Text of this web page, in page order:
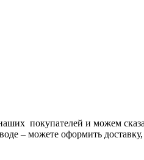
покупателей и можем
– можете оформить